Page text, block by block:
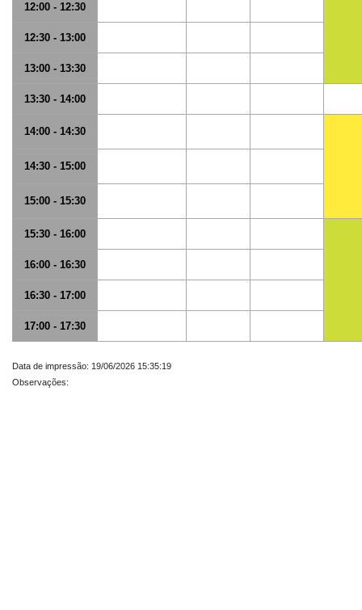
12:00 - 12:30
12:30 - 13:00
13:00 - 13:30
13:30 - 14:00
14:00 - 14:30
14:30 - 15:00
15:00 - 15:30
15:30 - 16:00
16:00 - 16:30
16:30 - 17:00
17:00 - 17:30
Data de impressão: 19/06/2026 15:35:19
Observações: